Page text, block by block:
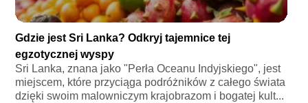
Gdzie jest Sri Lanka? Odkryj tajemnice tej
egzotycznej wyspy
Sri Lanka, znana jako "Perła Oceanu Indyjskiego", jest
miejscem, które przyciąga podróżników z całego świata
dzięki swoim malowniczym krajobrazom i bogatej kult...